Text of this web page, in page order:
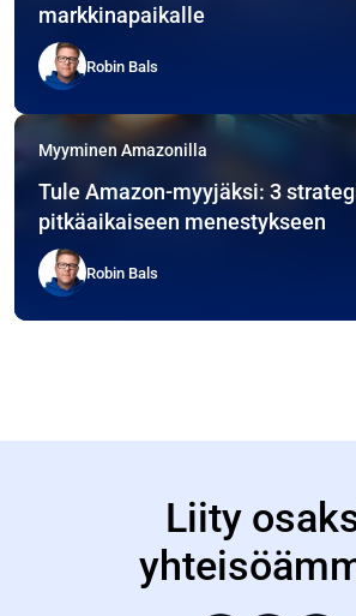
markkinapaikalle
Robin Bals
Myyminen Amazonilla
Tule Amazon-myyjäksi: 3
pitkäaikaiseen menestykseen
Robin Bals
Liity